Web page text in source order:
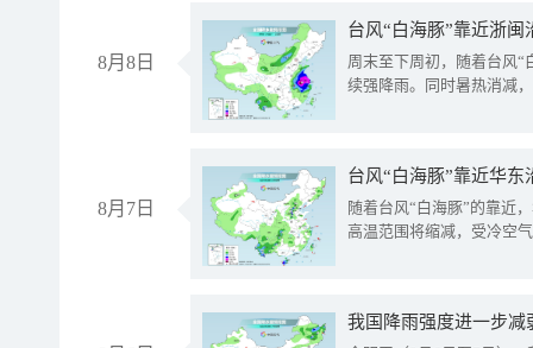
8月8日
台风“白海豚”靠近浙
周末至下周初，随着台风“
续强降雨。同时暑热消减
8月7日
台风“白海豚”靠近华
随着台风“白海豚”的靠近
高温范围将缩减，受冷空